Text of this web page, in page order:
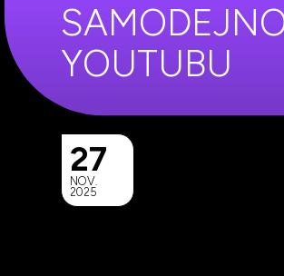
YOUTUBU
27
NOV.
2025